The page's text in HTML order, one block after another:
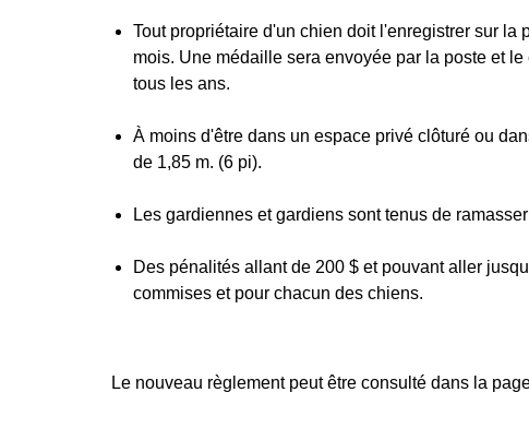
Tout propriétaire d'un chien doit l'enregistrer sur la
mois. Une médaille sera envoyée par la poste et
tous les ans.
À moins d'être dans un espace privé clôturé ou
de 1,85 m. (6 pi).
Les gardiennes et gardiens sont tenus de
Des pénalités allant de 200 $ et pouvant aller
commises et pour chacun des chiens.
Le nouveau règlement peut être consulté dans la